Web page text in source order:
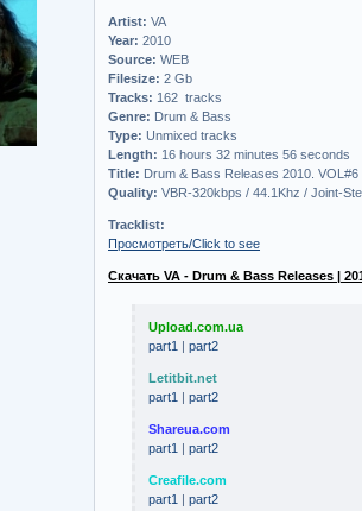
Artist: VA
Year: 2010
Source: WEB
Filesize: 2 Gb
Tracks: 162 tracks
Genre: Drum & Bass
Type: Unmixed tracks
Length: 16 hours 32 minutes 56 seconds
Title: Drum & Bass Releases 2010. VOL#6
Quality: VBR-320kbps / 44.1Khz / Joint-
Tracklist:
Просмотреть/Click to see
Скачать VA - Drum & Bass Releases |
Upload.com.ua
part1 | part2
Letitbit.net
part1 | part2
Shareua.com
part1 | part2
Creafile.com
part1 | part2